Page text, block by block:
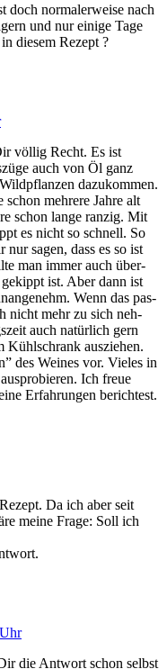
doch nor­ma­ler­wei­se nach
und nur eini­ge Tage
die­sem Rezept ?
völ­lig Recht. Es ist
auch von Öl ganz
dazu­kom­men.
meh­re­re Jah­re alt
schon lan­ge ran­zig. Mit
es nicht so schnell. So
sagen, dass es so ist
man immer auch über­
ist. Aber dann ist
Wenn das pas­
nicht mehr zu sich neh­
auch natür­lich gern
Kühl­schrank aus­zie­hen.
des Wei­nes vor. Vie­les in
Ich freue
Erfah­run­gen berich­test.
Da ich aber seit
mei­ne Fra­ge: Soll ich
die Ant­wort schon selbst